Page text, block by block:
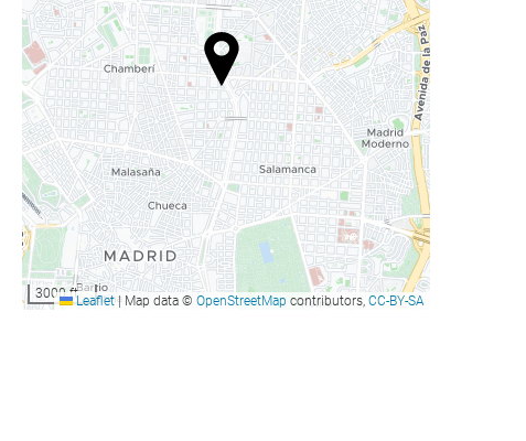
3000 ftLeaflet | Map data © OpenStreetMap contributors, CC-BY-SA